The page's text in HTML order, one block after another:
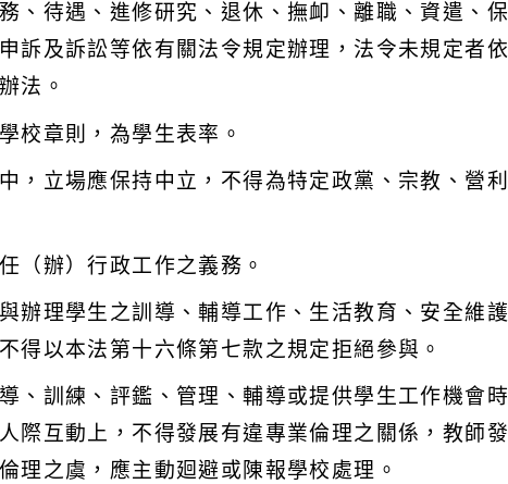
、待遇、進修研究、退休、撫卹、離職、資遣、保
訴及訴訟等依有關法令規定辦理，法令未規定者
法。
校章則，為學生表率。
，立場應保持中立，不得為特定政黨、宗教、營
（辦）行政工作之義務。
辦理學生之訓導、輔導工作、生活教育、安全維
得以本法第十六條第七款之規定拒絕參與。
、訓練、評鑑、管理、輔導或提供學生工作機會時
際互動上，不得發展有違專業倫理之關係，教師
理之虞，應主動廻避或陳報學校處理。